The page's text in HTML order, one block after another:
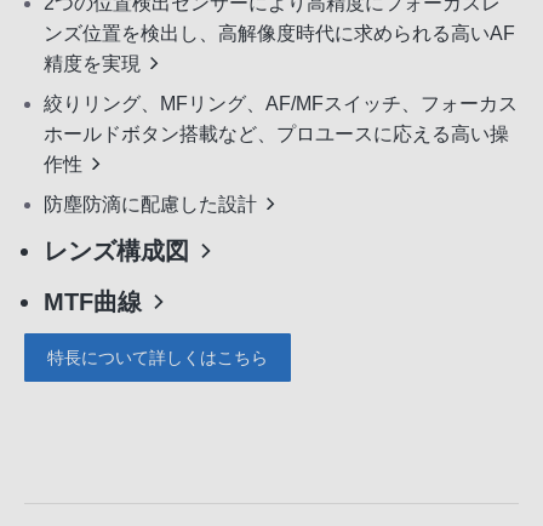
ンズ位置を検出し、高解像度時代に求められる高いAF
精度を実現
絞りリング、MFリング、AF/MFスイッチ、フォーカス
ホールドボタン搭載など、プロユースに応える高い操
作性
防塵防滴に配慮した設計
レンズ構成図
MTF曲線
特長について詳しくはこちら